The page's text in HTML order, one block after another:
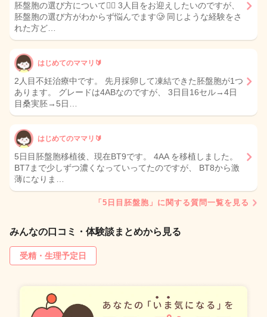
胚盤胞の選び方について🙂‍↕️ 3人目をお迎えしたいのですが、
胚盤胞の選び方がわからず悩んでます🥲 同じような経験をさ
れた方ど…
はじめてのママリ🔰
2人目不妊治療中です。 先月採卵して凍結できた胚盤胞が1つ
あります。 グレードは4ABなのですが、 3日目16セル→4日
目桑実胚→5日…
はじめてのママリ🔰
5日目胚盤胞移植後、現在BT9です。 4AA を移植しました。
BT7まで少しずつ濃くなっていってたのですが、 BT8から激
薄になりま…
「5日目胚盤胞」に関する質問一覧を見る
みんなの口コミ・体験談まとめから見る
受精・生理予定日